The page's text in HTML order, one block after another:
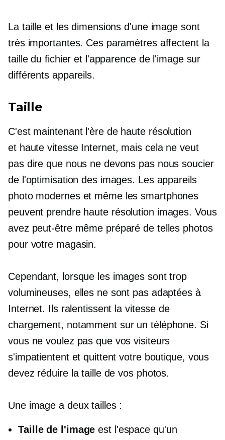
La taille et les dimensions d'une image sont
très importantes. Ces paramètres affectent la
taille du fichier et l'apparence de l'image sur
différents appareils.
Taille
C'est maintenant l'ère de haute résolution
et haute vitesseInternet, mais cela ne veut
pas dire que nous ne devons pas nous soucier
de l'optimisation des images. Les appareils
photo modernes et même les smartphones
peuvent prendre haute résolution images. Vous
avez peut-être même préparé de telles photos
pour votre magasin.
Cependant, lorsque les images sont trop
volumineuses, elles ne sont pas adaptées à
Internet. Ils ralentissent la vitesse de
chargement, notamment sur un téléphone. Si
vous ne voulez pas que vos visiteurs
s'impatientent et quittent votre boutique, vous
devez réduire la taille de vos photos.
Une image a deux tailles :
Taille de l'image est l'espace qu'un